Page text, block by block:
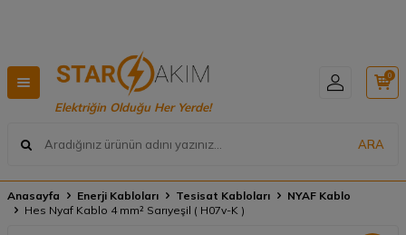
Elektriğin Olduğu Her Yerde!
ARA
0
Anasayfa Enerji Kabloları Tesisat Kabloları
NYAF Kablo
Hes Nyaf Kablo 4 mm² Sarıyeşil ( H07v-K )